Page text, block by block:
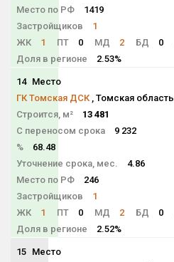
Место по РФ
1419
Застройщиков
1
ЖК
1 ПТ 0 МД 2 БД 0
Доля в регионе
2.53%
14 Место
ГК Томская ДСК , Томская область
Строится, м²
13 481
С переносом срока
9 232
%
68.48
Уточнение срока, мес.
4.86
Место по РФ
246
Застройщиков
1
ЖК
1 ПТ 0 МД 2 БД 0
Доля в регионе
2.52%
15 Место